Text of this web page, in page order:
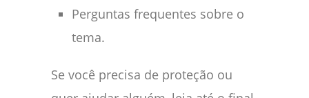
Perguntas frequentes sobre o
tema.
Se você precisa de proteção ou